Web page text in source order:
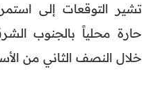
تشير التوقعات إلى
حارة محلياً بالجنوب
خلال النصف الثاني من